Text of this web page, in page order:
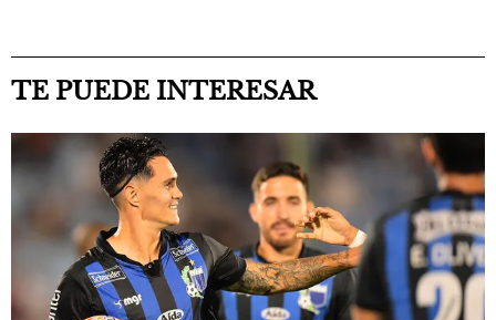
TE PUEDE INTERESAR